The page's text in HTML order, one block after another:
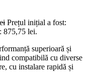
Prețul inițial a fost:
875,75 lei.
superioară și
compatibilă cu diverse
cu instalare rapidă și